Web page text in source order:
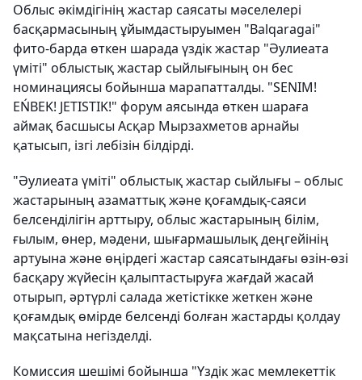
Облыс әкімдігінің жастар саясаты мәселелері
басқармасының ұйымдастыруымен "Balqaragai"
фито-барда өткен шарада үздік жастар "Әулиеата
үміті" облыстық жастар сыйлығының он бес
номинациясы бойынша марапатталды. "SENIM!
EŃBEK! JETISTIK!" форум аясында өткен шараға
аймақ басшысы Асқар Мырзахметов арнайы
қатысып, ізгі лебізін білдірді.
"Әулиеата үміті" облыстық жастар сыйлығы – облыс
жастарының азаматтық және қоғамдық-саяси
белсенділігін арттыру, облыс жастарының білім,
ғылым, өнер, мәдени, шығармашылық деңгейінің
артуына және өңірдегі жастар саясатындағы өзін-өзі
басқару жүйесін қалыптастыруға жағдай жасай
отырып, әртүрлі салада жетістікке жеткен және
қоғамдық өмірде белсенді болған жастарды қолдау
мақсатына негізделді.
Комиссия шешімі бойынша "Үздік жас мемлекеттік